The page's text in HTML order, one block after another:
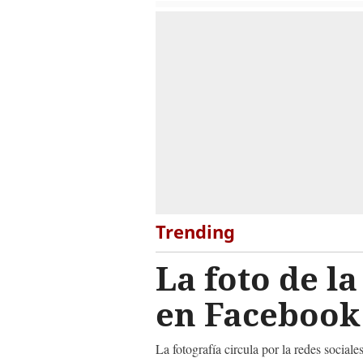
Trending
La foto de
en Facebook
La fotografía circula por la redes